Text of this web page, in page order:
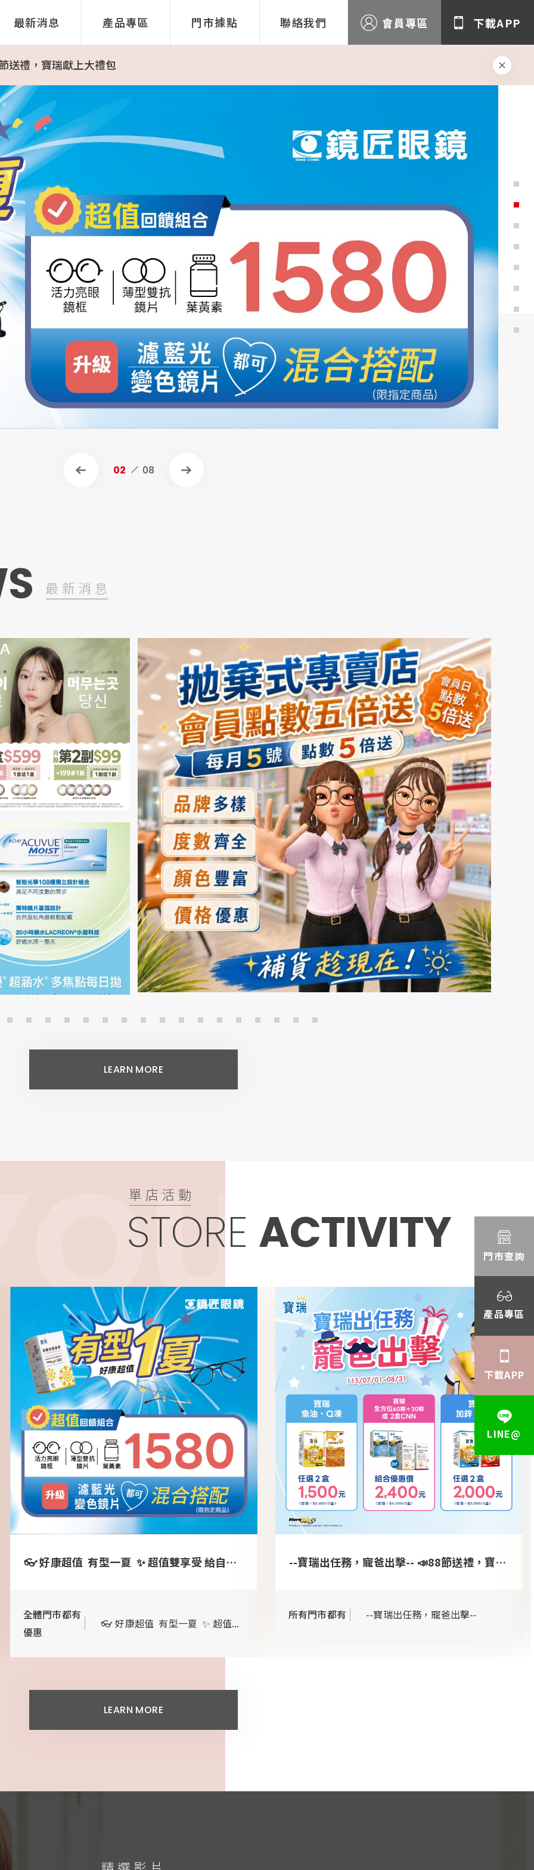
最新消息 產品專區 門市據點 聯絡我們 會員專區 下載APP
元
受 給自己一個全新造型，也給雙眼最好的呵護！
送禮，寶瑞獻上大禮包
11咖啡優惠券
盒送1盒，再送韓團CORTIS小卡
送韓團CORTIS小卡
鏡,前掛鏡架
中
化(F-3)漸進鏡片】
眼鏡品牌🎯
多種需求一次滿足！價格透明///款式眾多 價格不變►第二副再半價
新品登場
｜AI 智慧眼鏡 — 看世界的方式從此不同。
Spatial 沉浸體驗
7折✨
2盒半價+199元多1盒
599元+99元多1盒；日拋第2盒50元+99元多1盒
焦)同商品2盒折400元
2盒半價+99元多1盒，純粹氧水潤矽水膠日拋2盒999元+199多1盒，真水感日拋3盒特價999元
02 08
最新消息
LEARN MORE
單店活動
STORE ACTIVITY
👓 好康超值 有型一夏 ✨ 超值雙享受 給自己一個全新造型，也給雙眼最好的呵護！
全體門市都有
優惠
👓 好康超值 有型一夏 ✨ 超值...
--寶瑞出任務，寵爸出擊-- 📣88節送禮，寶瑞獻上大禮包
所有門市都有
--寶瑞出任務，寵爸出擊--
LEARN MORE
門市查詢
產品專區
下載APP
LINE@